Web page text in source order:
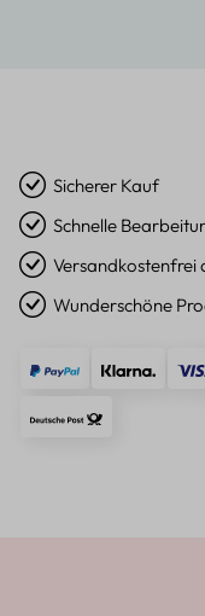
Sicherer Kauf
Schnelle
Versandkostenfrei
Wunderschöne